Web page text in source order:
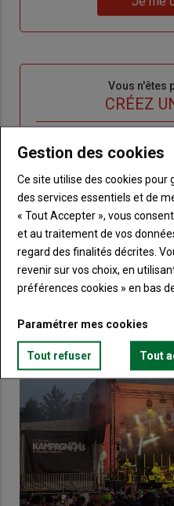
de
me
Vous n'êtes
CRÉEZ
BodyChoisissez votre
compte pour
Lien Créez
VOUS AIMEREZ AUSSI
Gestion des cookies
Ce site utilise des cookies
des services essentiels et de
« Tout Accepter », vous
et au traitement de vos
regard des finalités décrites.
revenir sur vos choix, en
préférences cookies » en bas
Paramétrer mes cookies
Tout refuser Tout